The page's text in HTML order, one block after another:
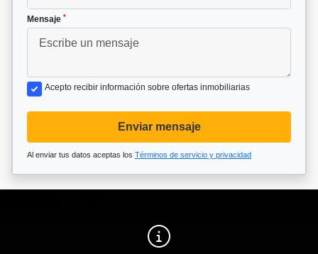
Mensaje *
Acepto recibir información sobre ofertas inmobiliarias
Enviar mensaje
Al enviar tus datos aceptas los Términos de servicio y privacidad